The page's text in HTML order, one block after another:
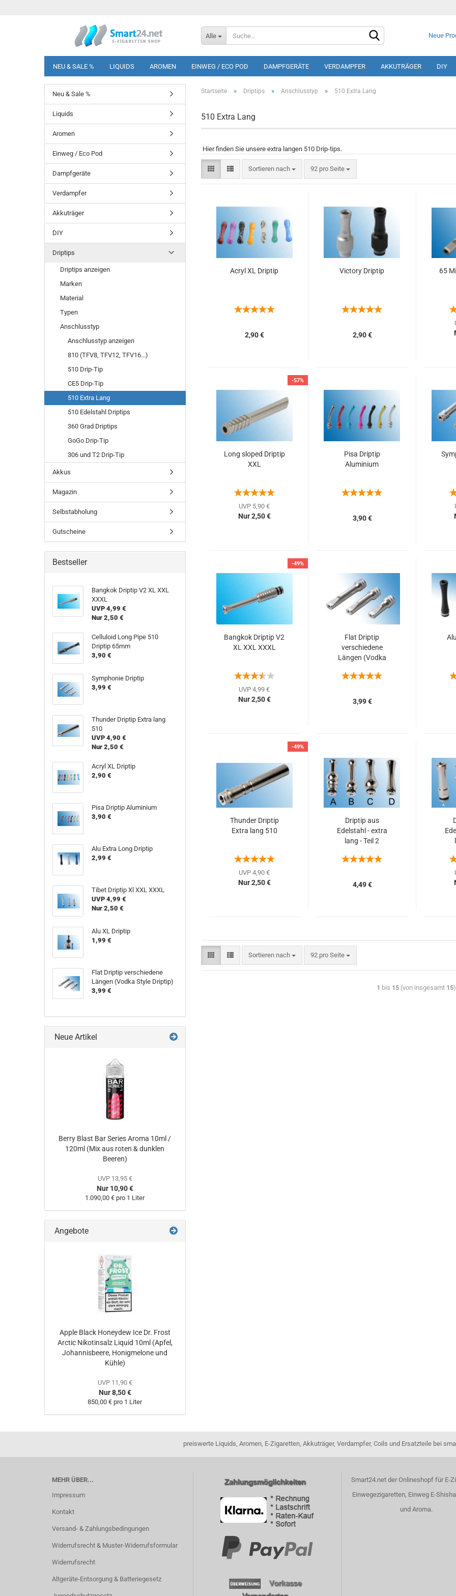
Alle Neue
NEU & SALE % LIQUIDS AROMEN EINWEG / ECO POD DAMPFGERÄTE VERDAMPFER AKKUTRÄGER DIY
Startseite » Driptips » Anschlusstyp » 510 Extra Lang
510 Extra Lang
Hier finden Sie unsere extra langen 510 Drip-tips.
Sortieren nach 92 pro Seite
Acryl XL Driptip
2,90 €
Victory Driptip
2,90 €
65
-57%
Long sloped Driptip
XXL
UVP 5,90 €
Nur 2,50 €
Pisa Driptip
Aluminium
3,90 €
-49%
Bangkok Driptip V2
XL XXL XXXL
UVP 4,99 €
Nur 2,50 €
Flat Driptip
verschiedene
Längen (Vodka
3,99 €
-49%
Thunder Driptip
Extra lang 510
UVP 4,90 €
Nur 2,50 €
Driptip aus
Edelstahl - extra
lang - Teil 2
4,49 €
Sortieren nach 92 pro Seite
1 bis 15 (von insgesamt 15)
Neu & Sale %
Liquids
Aromen
Einweg / Eco Pod
Dampfgeräte
Verdampfer
Akkuträger
DIY
Driptips
Driptips anzeigen
Marken
Material
Typen
Anschlusstyp
Anschlusstyp anzeigen
810 (TFV8, TFV12, TFV16...)
510 Drip-Tip
CE5 Drip-Tip
510 Extra Lang
510 Edelstahl Driptips
360 Grad Driptips
GoGo Drip-Tip
306 und T2 Drip-Tip
Akkus
Magazin
Selbstabholung
Gutscheine
Bestseller
Bangkok Driptip V2 XL XXL
XXXL
UVP 4,99 €
Nur 2,50 €
Celluloid Long Pipe 510
Driptip 65mm
3,90 €
Symphonie Driptip
3,99 €
Thunder Driptip Extra lang
510
UVP 4,90 €
Nur 2,50 €
Acryl XL Driptip
2,90 €
Pisa Driptip Aluminium
3,90 €
Alu Extra Long Driptip
2,99 €
Tibet Driptip Xl XXL XXXL
UVP 4,99 €
Nur 2,50 €
Alu XL Driptip
1,99 €
Flat Driptip verschiedene
Längen (Vodka Style Driptip)
3,99 €
Neue Artikel
Berry Blast Bar Series Aroma 10ml /
120ml (Mix aus roten & dunklen
Beeren)
UVP 13,95 €
Nur 10,90 €
1.090,00 € pro 1 Liter
Angebote
Apple Black Honeydew Ice Dr. Frost
Arctic Nikotinsalz Liquid 10ml (Apfel,
Johannisbeere, Honigmelone und
Kühle)
UVP 11,90 €
Nur 8,50 €
850,00 € pro 1 Liter
preiswerte Liquids, Aromen, E-Zigaretten, Akkuträger, Verdampfer, Coils und Ersatzteile bei
MEHR ÜBER...
Impressum
Kontakt
Versand- & Zahlungsbedingungen
Widerrufsrecht & Muster-Widerrufsformular
Widerrufsrecht
Altgeräte-Entsorgung & Batteriegesetz
Smart24.net der Onlineshopf für E-
Einwegezigaretten, Einweg E-
und Aroma.